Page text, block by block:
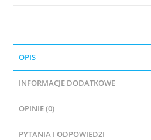
OPIS
INFORMACJE DODATKOWE
OPINIE (0)
PYTANIA I ODPOWIEDZI